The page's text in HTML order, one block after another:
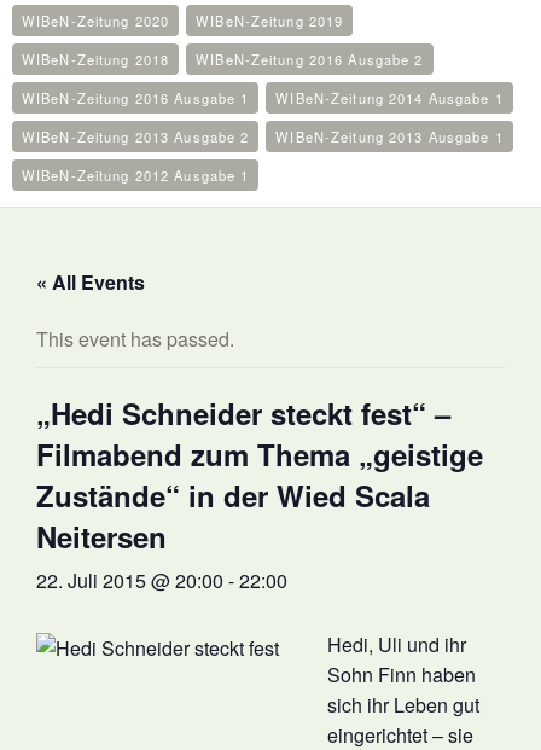
WIBeN-Zeitung 2020
WIBeN-Zeitung 2019
WIBeN-Zeitung 2018
WIBeN-Zeitung 2016 Ausgabe 2
WIBeN-Zeitung 2016 Ausgabe 1
WIBeN-Zeitung 2014 Ausgabe 1
WIBeN-Zeitung 2013 Ausgabe 2
WIBeN-Zeitung 2013 Ausgabe 1
WIBeN-Zeitung 2012 Ausgabe 1
« All Events
This event has passed.
„Hedi Schneider steckt fest“ –
Filmabend zum Thema „geistige
Zustände“ in der Wied Scala
Neitersen
22. Juli 2015 @ 20:00 -22:00
Hedi, Uli und ihr
Sohn Finn haben
sich ihr Leben gut
eingerichtet – sie